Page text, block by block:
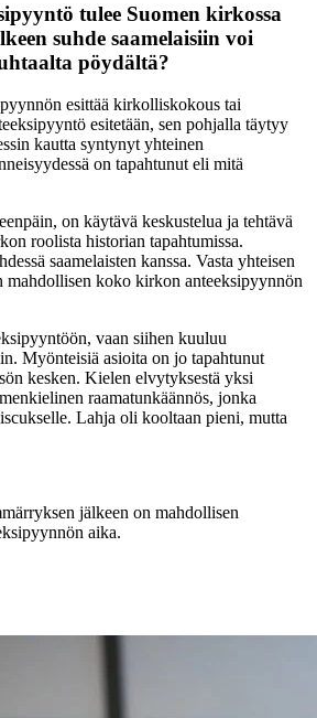
tulee Suomen kirkossa
suhde saamelaisiin voi
pöydältä?
esittää kirkolliskokous tai
esitetään, sen pohjalla täytyy
kautta syntynyt yhteinen
on tapahtunut eli mitä
on käytävä keskustelua ja tehtävä
roolista historian tapahtumissa.
saamelaisten kanssa. Vasta yhteisen
mahdollisen koko kirkon anteeksipyynnön
vaan siihen kuuluu
Myönteisiä asioita on jo tapahtunut
kesken. Kielen elvytyksestä yksi
raamatunkäännös, jonka
Lahja oli kooltaan pieni, mutta
jälkeen on mahdollisen
aika.